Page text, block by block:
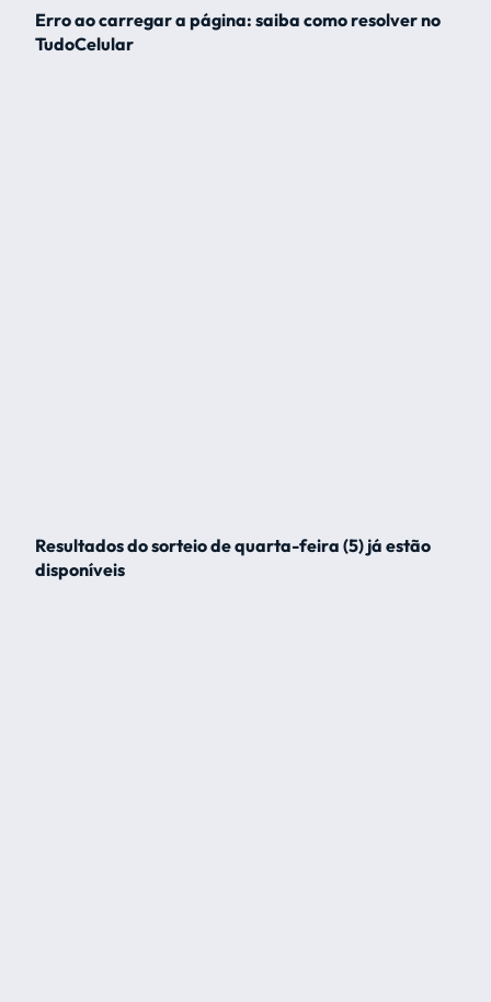
Erro ao carregar a página: saiba como resolver no
TudoCelular
Resultados do sorteio de quarta-feira (5) já estão
disponíveis